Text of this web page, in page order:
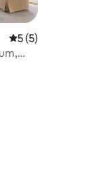
5 av 5 i
5 (5)